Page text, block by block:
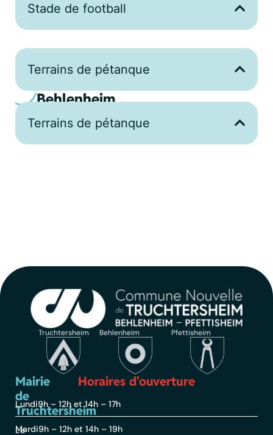
Stade de football
Terrains de pétanque
Behlenheim
Terrains de pétanque
Truchtersheim Behlenheim Pfettisheim
Mairie
de
Truchtersheim
Le
Horaires d'ouverture
Lundi9h – 12h et 14h – 17h
Mardi9h – 12h et 14h – 19h